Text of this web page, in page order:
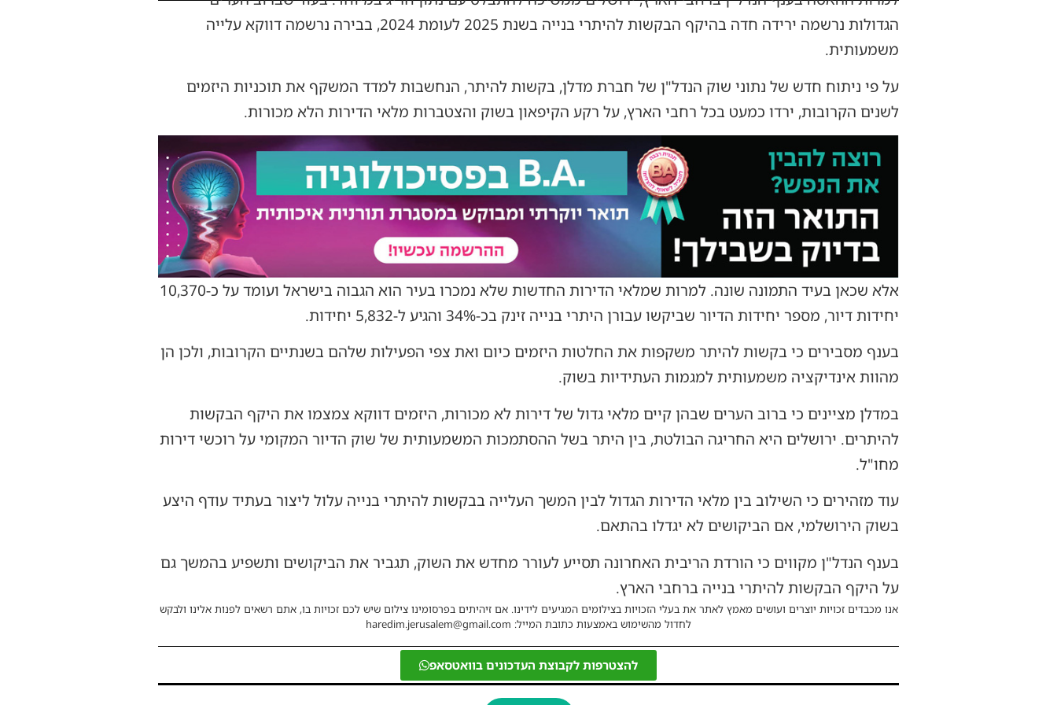
הגדולות נרשמה ירידה חדה בהיקף הבקשות להיתרי בנייה בשנת 2025 לעומת 2024, בבירה נרשמה דווקא עלייה
משמעותית.
על פי ניתוח חדש של נתוני שוק הנדל"ן של חברת מדלן, בקשות להיתר, הנחשבות למדד המשקף את תוכניות היזמים
לשנים הקרובות, ירדו כמעט בכל רחבי הארץ, על רקע הקיפאון בשוק והצטברות מלאי הדירות הלא מכורות.
אלא שכאן בעיד התמונה שונה. למרות שמלאי הדירות החדשות שלא נמכרו בעיר הוא הגבוה בישראל ועומד על כ-10,370
יחידות דיור, מספר יחידות הדיור שביקשו עבורן היתרי בנייה זינק בכ-34% והגיע ל-5,832 יחידות.
בענף מסבירים כי בקשות להיתר משקפות את החלטות היזמים כיום ואת צפי הפעילות שלהם בשנתיים הקרובות, ולכן הן
מהוות אינדיקציה משמעותית למגמות העתידיות בשוק.
במדלן מציינים כי ברוב הערים שבהן קיים מלאי גדול של דירות לא מכורות, היזמים דווקא צמצמו את היקף הבקשות
להיתרים. ירושלים היא החריגה הבולטת, בין היתר בשל ההסתמכות המשמעותית של שוק הדיור המקומי על רוכשי דירות
מחו"ל.
עוד מזהירים כי השילוב בין מלאי הדירות הגדול לבין המשך העלייה בבקשות להיתרי בנייה עלול ליצור בעתיד עודף היצע
בשוק הירושלמי, אם הביקושים לא יגדלו בהתאם.
בענף הנדל"ן מקווים כי הורדת הריבית האחרונה תסייע לעורר מחדש את השוק, תגביר את הביקושים ותשפיע בהמשך גם
על היקף הבקשות להיתרי בנייה ברחבי הארץ.
אנו מכבדים זכויות יוצרים ועושים מאמץ לאתר את בעלי הזכויות בצילומים המגיעים לידינו. אם זיהיתים בפרסומינו צילום שיש לכם זכויות בו, אתם רשאים לפנות אלינו ולבקש
לחדול מהשימוש באמצעות כתובת המייל: haredim.jerusalem@gmail.com
להצטרפות לקבוצת העדכונים בוואטסאפ